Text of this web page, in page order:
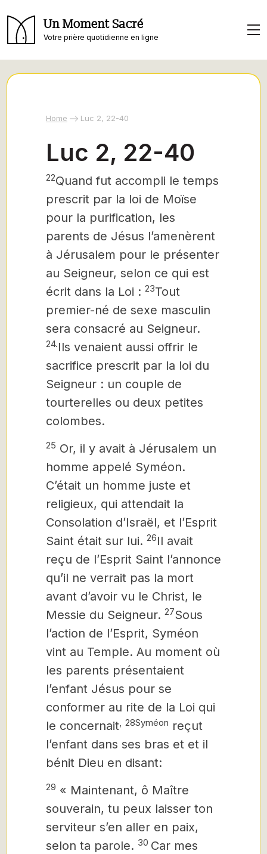
Un Moment Sacré
Votre prière quotidienne en ligne
Home Luc 2, 22-40
Luc 2, 22-40
22Quand fut accompli le temps
prescrit par la loi de Moïse
pour la purification, les
parents de Jésus l’amenèrent
à Jérusalem pour le présenter
au Seigneur, selon ce qui est
écrit dans la Loi : 23Tout
premier-né de sexe masculin
sera consacré au Seigneur.
24.Ils venaient aussi offrir le
sacrifice prescrit par la loi du
Seigneur : un couple de
tourterelles ou deux petites
colombes.
25 Or, il y avait à Jérusalem un
homme appelé Syméon.
C’était un homme juste et
religieux, qui attendait la
Consolation d’Israël, et l’Esprit
Saint était sur lui. 26Il avait
reçu de l’Esprit Saint l’annonce
qu’il ne verrait pas la mort
avant d’avoir vu le Christ, le
Messie du Seigneur. 27Sous
l’action de l’Esprit, Syméon
vint au Temple. Au moment où
les parents présentaient
l’enfant Jésus pour se
conformer au rite de la Loi qui
le concernait 28Syméon reçut
l’enfant dans ses bras et et il
bénit Dieu en disant:
29 « Maintenant, ô Maître
souverain, tu peux laisser ton
serviteur s’en aller en paix,
selon ta parole. 30 Car mes